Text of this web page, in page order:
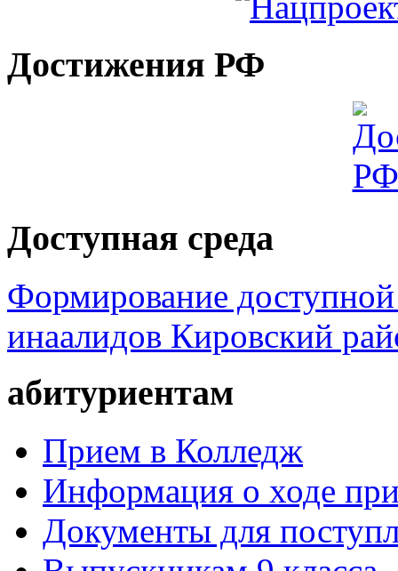
Достижения РФ
Доступная среда
Формирование доступной
инаалидов Кировский
абитуриентам
Прием в Колледж
Информация о ходе
Документы для